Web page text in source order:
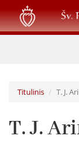
Pereiti
į
pagrindinį
Titulinis T. J.
T. J.